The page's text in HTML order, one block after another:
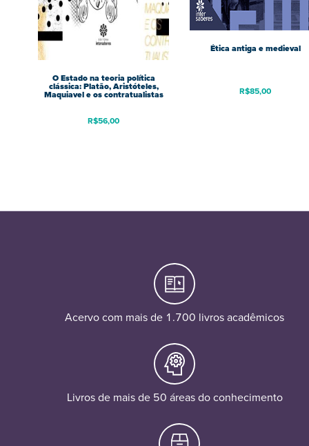
O Estado na teoria política
clássica: Platão, Aristóteles,
Maquiavel e os contratualistas
R$56,00
Ética antiga e medieval
R$85,00
Acervo com mais de 1.700 livros acadêmicos
Livros de mais de 50 áreas do conhecimento